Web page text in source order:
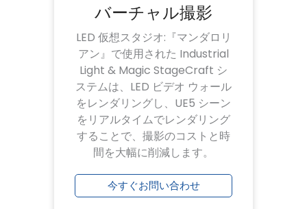
バーチャル撮影
LED 仮想スタジオ:『マンダロリ
アン』で使用された Industrial
Light & Magic StageCraft シ
ステムは、LED ビデオ ウォール
をレンダリングし、UE5 シーン
をリアルタイムでレンダリング
することで、撮影のコストと時
間を大幅に削減します。
今すぐお問い合わせ